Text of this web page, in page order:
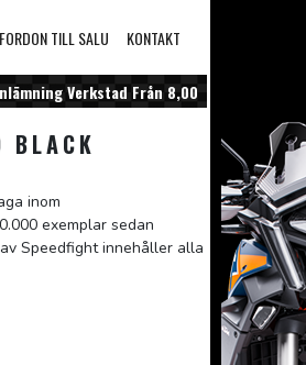
FORDON TILL SALU KONTAKT
Verkstad Från 8,00
BLACK
inom
exemplar sedan
Speedfight innehåller alla